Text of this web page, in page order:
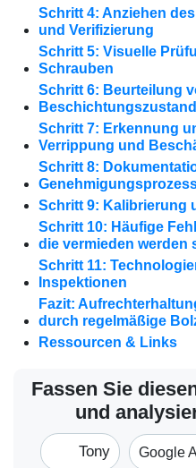
Schritt 4: Anziehen
und Verifizierung
Schritt 5: Visuelle
Schrauben
Schritt 6: Beurteilung
Beschichtungszustand
Schritt 7: Erkennung
Verrippung und
Schritt 8:
Schritt 9: Kalibrierung
Schritt 10: Häufige
die vermieden werden
Schritt 11:
Inspektionen
Fazit:
durch regelmäßige
Ressourcen & Links
Fassen Sie
und
Tony Google